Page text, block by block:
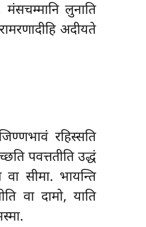
मंसचम्मानि लुनाति
अदीयते
रहिस्सति
पवत्ततीति उद्धं
वा सीमा. भायन्ति
वा दामो, याति